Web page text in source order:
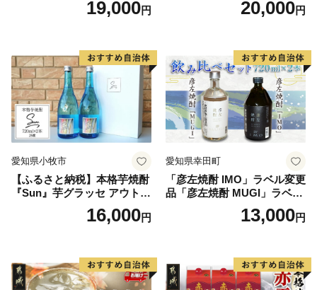
19,000円 20,000円
愛知県小牧市
【ふるさと納税】本格芋焼酎
『Sun』芋グラッセ アウトド
ア ソロキャンプ ベランピン
グ 巣ごもり 就労支援16,000円
愛知県幸田町
「彦左焼酎 IMO」ラベル変更
品「彦左焼酎 MUGI」ラベル
変更品 飲み比べ セット 合計
2本 720ml×各1本 25度 焼酎
13,000円